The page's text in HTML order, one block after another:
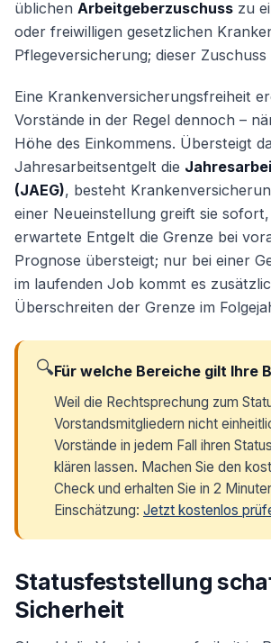
üblichen Arbeitgeberzuschuss zu
oder freiwilligen gesetzlichen
Pflegeversicherung; dieser
Eine Krankenversicherungsfreiheit
Vorstände in der Regel dennoch –
Höhe des Einkommens. Übersteigt
Jahresarbeitsentgelt die
(JAEG), besteht
einer Neueinstellung greift sie
erwartete Entgelt die Grenze bei
Prognose übersteigt; nur bei einer
im laufenden Job kommt es
Überschreiten der Grenze im
🔍Für welche Bereiche gilt Ihre
Weil die Rechtsprechung zum
Vorstandsmitgliedern nicht
Vorstände in jedem Fall ihren
klären lassen. Machen Sie den
Check und erhalten Sie in 2
Einschätzung: Jetzt kostenlos
Statusfeststellung
Sicherheit